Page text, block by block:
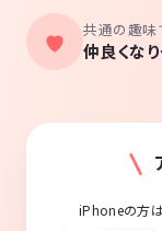
共通の趣味
仲良くな
iPhoneの方